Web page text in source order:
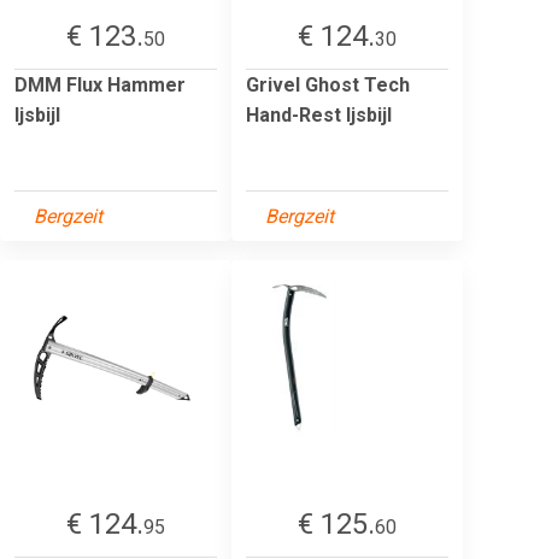
€ 123.50
DMM Flux Hammer
Ijsbijl
Bergzeit
€ 124.30
Grivel Ghost Tech
Hand-Rest Ijsbijl
Bergzeit
€ 124.95
€ 125.60